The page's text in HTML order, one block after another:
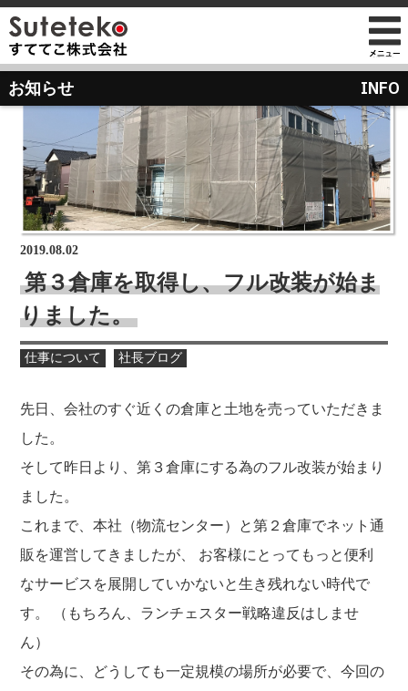
会社のこれまでとこれから
講演の依頼について
M&Aのご提案について
店舗のご案内
経営理念と使命
組織図
沿革
経営方針
過去の経営方針
取り組み
通販事業
自社PB製造販売事業
地域向け学生服販売
お知らせ
受賞歴
President greeting
Company Information
Corporate philosophy
Retail business
社长致辞及介绍
公司概要
沿革
お知らせ INFO
2019.08.02
第３倉庫を取得し、フル改装が始ま
りました。
仕事について 社長ブログ
先日、会社のすぐ近くの倉庫と土地を売っていただきま
した。
そして昨日より、第３倉庫にする為のフル改装が始まり
ました。
これまで、本社（物流センター）と第２倉庫でネット通
販を運営してきましたが、 お客様にとってもっと便利
なサービスを展開していかないと生き残れない時代で
す。 （もちろん、ランチェスター戦略違反はしませ
ん）
その為に、どうしても一定規模の場所が必要で、今回の